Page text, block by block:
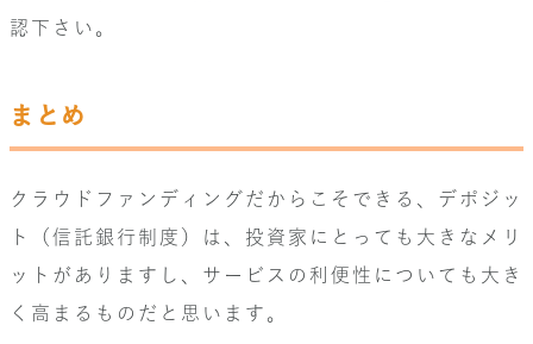
認下さい。
まとめ
クラウドファンディングだからこそできる、デポジッ
ト（信託銀行制度）は、投資家にとっても大きなメリ
ットがありますし、サービスの利便性についても大き
く高まるものだと思います。